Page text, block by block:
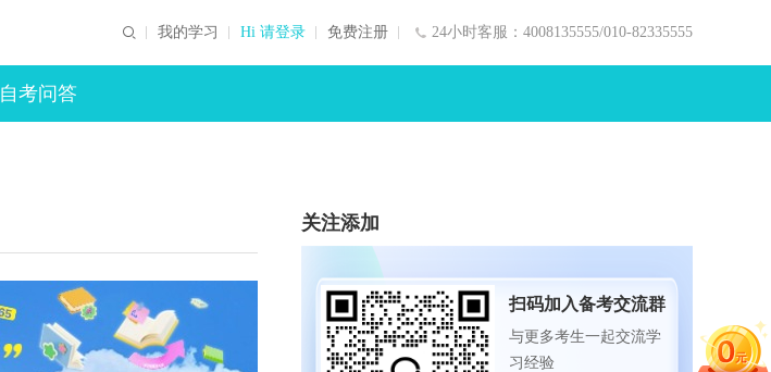
24小时客服：4008135555/010-82335555
我的学习 Hi 请登录 免费注册
自考问答
关注添加
扫码加入备考交流群
与更多考生一起交流学
习经验